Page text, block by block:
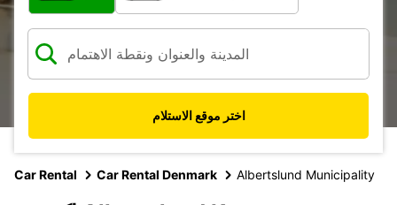
اختر موقع الاستلام
Car Rental Car Rental Denmark Albertslund Municipality